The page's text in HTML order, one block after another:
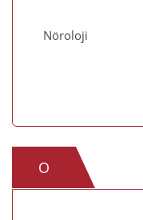
Nöroloji
O